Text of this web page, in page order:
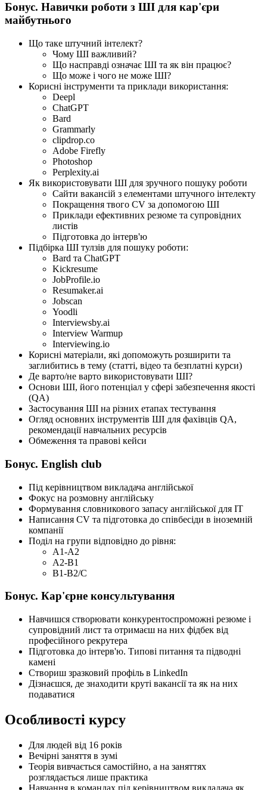
Бонус. Навички роботи з ШІ для кар'єри
майбутнього
Що таке штучний інтелект?
Чому ШІ важливий?
Що насправді означає ШІ та як він працює?
Що може і чого не може ШІ?
Корисні інструменти та приклади використання:
Deepl
ChatGPT
Bard
Grammarly
clipdrop.co
Adobe Firefly
Photoshop
Perplexity.ai
Як використовувати ШІ для зручного пошуку роботи
Сайти вакансій з елементами штучного інтелекту
Покращення твого CV за допомогою ШІ
Приклади ефективних резюме та супровідних
листів
Підготовка до інтерв'ю
Підбірка ШІ тулзів для пошуку роботи:
Bard та ChatGPT
Kickresume
JobProfile.io
Resumaker.ai
Jobscan
Yoodli
Interviewsby.ai
Interview Warmup
Interviewing.io
Корисні матеріали, які допоможуть розширити та
заглибитись в тему (статті, відео та безплатні курси)
Де варто/не варто використовувати ШІ?
Основи ШІ, його потенціал у сфері забезпечення якості
(QA)
Застосування ШІ на різних етапах тестування
Огляд основних інструментів ШІ для фахівців QA,
рекомендації навчальних ресурсів
Обмеження та правові кейси
Бонус. English club
Під керівництвом викладача англійської
Фокус на розмовну англійську
Формування словникового запасу англійської для ІТ
Написання СV та підготовка до співбесіди в іноземній
компанії
Поділ на групи відповідно до рівня:
A1-A2
A2-B1
B1-B2/C
Бонус. Кар'єрне консультування
Навчишся створювати конкурентоспроможні резюме і
супровідний лист та отримаєш на них фідбек від
професійного рекрутера
Підготовка до інтерв'ю. Типові питання та підводні
камені
Створиш зразковий профіль в LinkedIn
Дізнаєшся, де знаходити круті вакансії та як на них
подаватися
Особливості курсу
Для людей від 16 років
Вечірні заняття в зумі
Теорія вивчається самостійно, а на заняттях
розглядається лише практика
Навчання в командах під керівництвом викладача як